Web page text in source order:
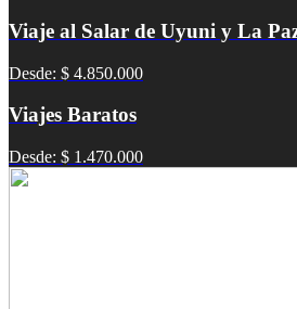
Viaje al Salar de Uyuni y La
Desde: $ 4.850.000
Viajes Baratos
Desde: $ 1.470.000